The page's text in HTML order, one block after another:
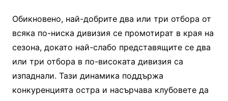
Обикновено, най-добрите два или три отбора от
всяка по-ниска дивизия се промотират в края на
сезона, докато най-слабо представящите се два
или три отбора в по-високата дивизия са
изпаднали. Тази динамика поддържа
конкуренцията остра и насърчава клубовете да